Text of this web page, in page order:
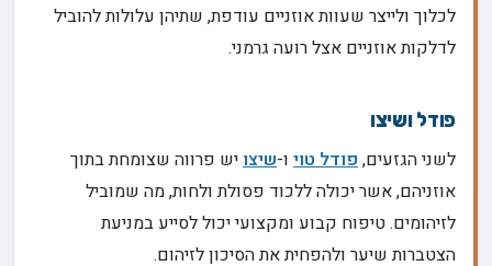
לכלוך ולייצר שעוות אוזניים עודפת, שתיהן עלולות להוביל
לדלקות אוזניים אצל רועה גרמני.
פודל ושיצו
לשני הגזעים,פודל טוי ו-שיצויש פרווה שצומחת בתוך
אוזניהם, אשר יכולה ללכוד פסולת ולחות, מה שמוביל
לזיהומים. טיפוח קבוע ומקצועי יכול לסייע במניעת
הצטברות שיער ולהפחית את הסיכון לזיהום.